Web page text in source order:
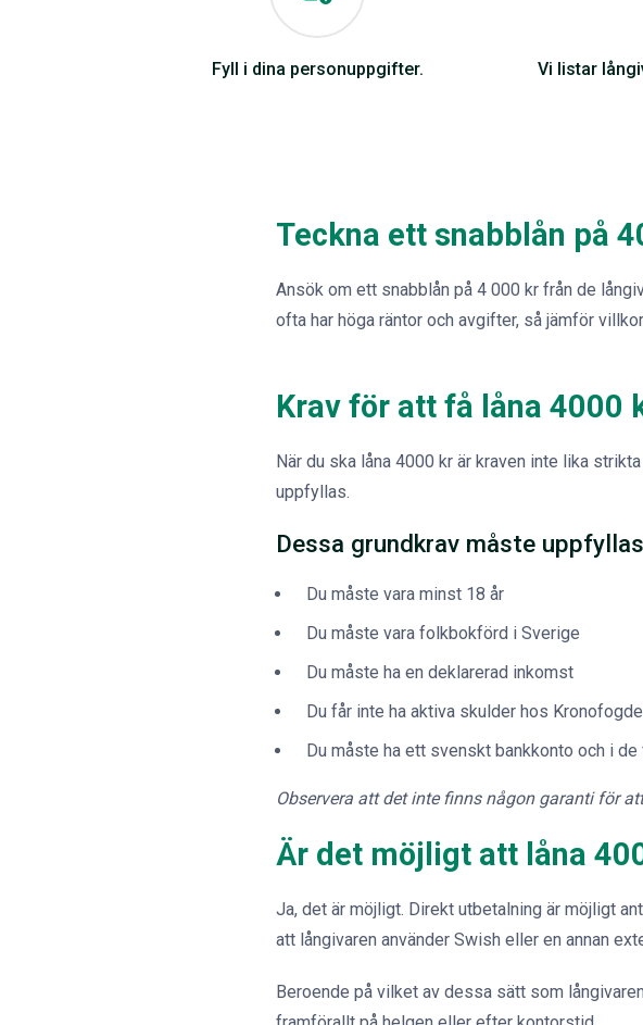
Fyll i dina personuppgifter.
Vi listar
Teckna ett snabblån på
Ansök om ett snabblån på 4 000 kr från de
ofta har höga räntor och avgifter, så jämför
Krav för att få låna 4000
När du ska låna 4000 kr är kraven inte lika
uppfyllas.
Dessa grundkrav måste uppfyllas
Du måste vara minst 18 år
Du måste vara folkbokförd i Sverige
Du måste ha en deklarerad inkomst
Du får inte ha aktiva skulder hos
Du måste ha ett svenskt bankkonto och i
Observera att det inte finns någon garanti för
Är det möjligt att låna
Ja, det är möjligt. Direkt utbetalning är möjligt
att långivaren använder Swish eller en annan
Beroende på vilket av dessa sätt som